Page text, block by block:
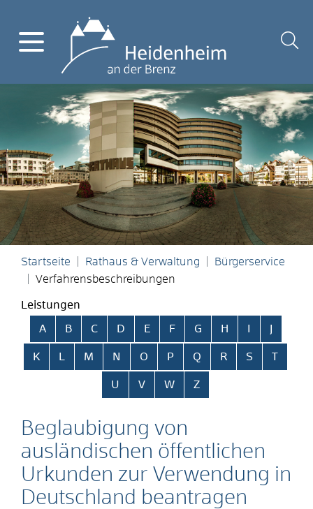
Startseite Rathaus & Verwaltung
Bürgerservice
Verfahrensbeschreibungen
Leistungen
Alphabetisches Register überspringen
A B C D E F G H
K L M N O P Q R S T
U V W Z
Beglaubigung von
ausländischen öffentlichen
Urkunden zur Verwendung in
Deutschland beantragen